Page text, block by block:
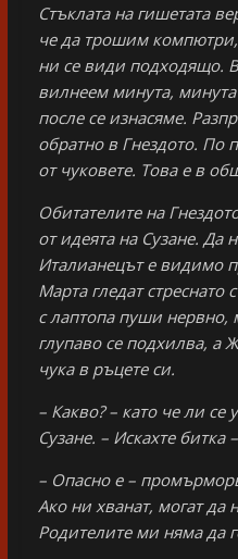
Стъклата на гишетата
че да трошим
ни се види подходящо.
вилнеем минута,
после се изнасяме.
обратно в Гнездото. По
от чуковете. Това е в
Обитателите на
от идеята на Сузане. Да
Италианецът е видимо
Марта гледат стреснато
с лаптопа пуши нервно,
глупаво се подхилва, а
чука в ръцете си.
– Какво? – като че ли се
Сузане. – Искахте битка
– Опасно е –
Ако ни хванат, могат да
Родителите ми няма да